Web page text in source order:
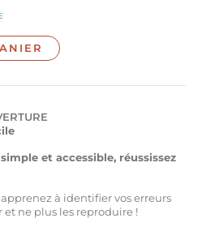
et accessible, réussissez
à identifier vos erreurs
ne plus les reproduire !